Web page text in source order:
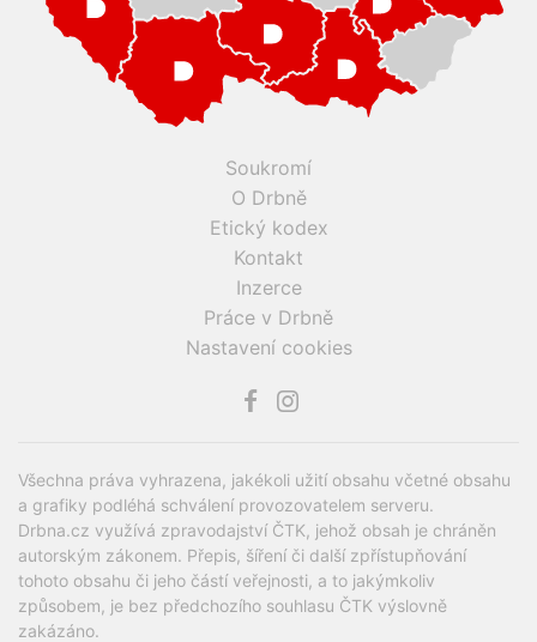
Soukromí
O Drbně
Etický kodex
Kontakt
Inzerce
Práce v Drbně
Nastavení cookies
Všechna práva vyhrazena, jakékoli užití obsahu včetné obsahu
a grafiky podléhá schválení provozovatelem serveru.
Drbna.cz využívá zpravodajství ČTK, jehož obsah je chráněn
autorským zákonem. Přepis, šíření či další zpřístupňování
tohoto obsahu či jeho částí veřejnosti, a to jakýmkoliv
způsobem, je bez předchozího souhlasu ČTK výslovně
zakázáno.